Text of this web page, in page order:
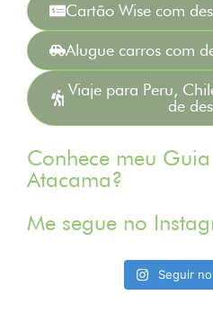
Cartão Wise com
Alugue carros com
Viaje para Peru,
de
Conhece meu
Atacama?
Me segue no
Seguir